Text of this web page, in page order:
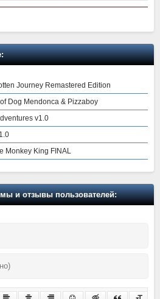
Journey Remastered Edition
Dog Mendonca & Pizzaboy
v1.0
Monkey King FINAL
и отзывы пользователей: